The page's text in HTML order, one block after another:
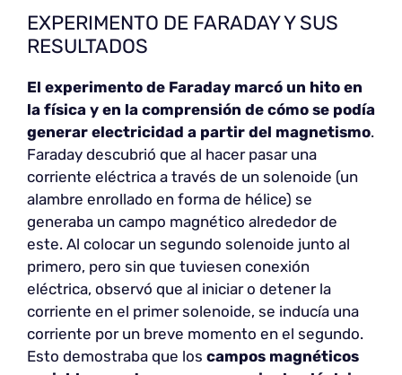
EXPERIMENTO DE FARADAY Y SUS
RESULTADOS
El experimento de Faraday marcó un hito en
la física y en la comprensión de cómo se podía
generar electricidad a partir del magnetismo.
Faraday descubrió que al hacer pasar una
corriente eléctrica a través de un solenoide (un
alambre enrollado en forma de hélice) se
generaba un campo magnético alrededor de
este. Al colocar un segundo solenoide junto al
primero, pero sin que tuviesen conexión
eléctrica, observó que al iniciar o detener la
corriente en el primer solenoide, se inducía una
corriente por un breve momento en el segundo.
Esto demostraba que los campos magnéticos